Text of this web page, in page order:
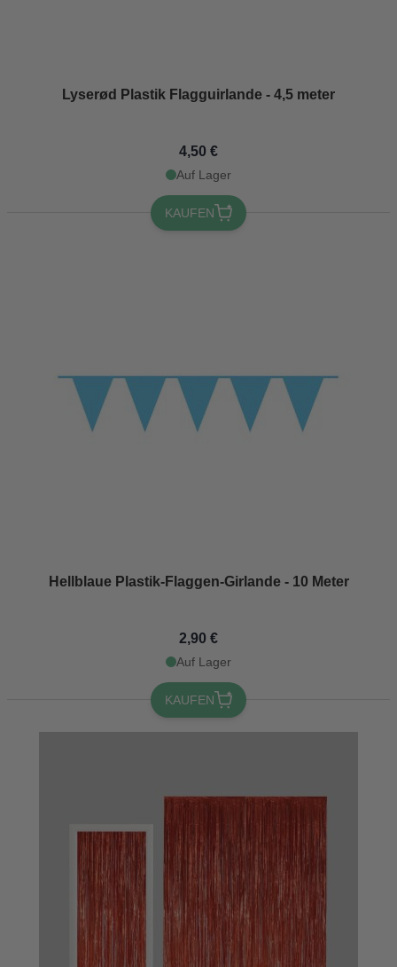
Lyserød Plastik Flagguirlande - 4,5 meter
4,50 €
Auf Lager
KAUFEN
Hellblaue Plastik-Flaggen-Girlande - 10 Meter
2,90 €
Auf Lager
KAUFEN